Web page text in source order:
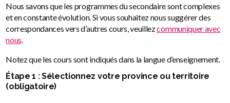
Nous savons que les programmes du secondaire sont complexes
et en constante évolution. Si vous souhaitez nous suggérer des
correspondances vers d’autres cours, veuillezcommuniquer avec
nous
Notez que les cours sont indiqués dans la langue d’enseignement.
Étape 1 : Sélectionnez votre province ou territoire
(obligatoire)